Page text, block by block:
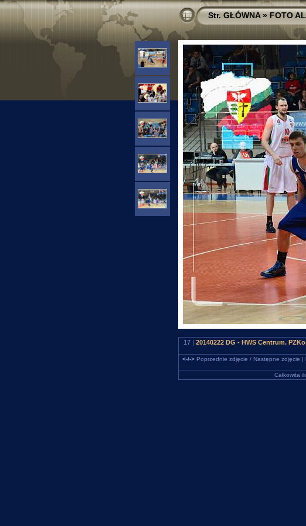
Str. GŁÓWNA»FOTO
17 | 20140222 DG - HWS Centrum.
<-/->Poprzednie zdjęcie / Następne zdjęcie |
Całkowita